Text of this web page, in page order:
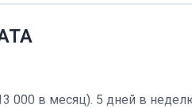
в месяц). 5 дней в